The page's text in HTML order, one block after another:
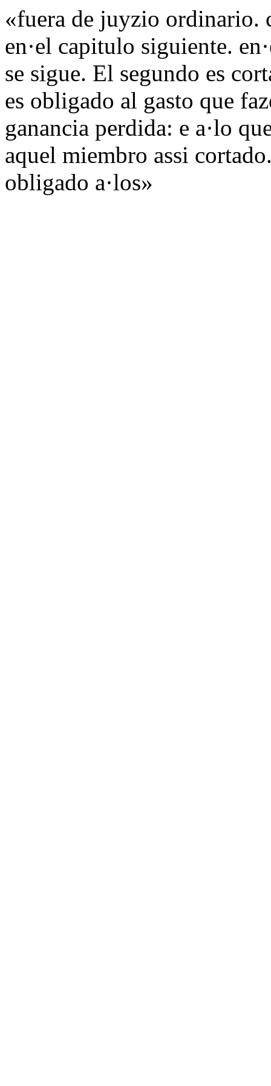
«fuera de juyzio ordinario.
en·el capitulo siguiente.
se sigue. El segundo es
es obligado al gasto que
ganancia perdida: e a·lo
aquel miembro assi
obligado a·los»